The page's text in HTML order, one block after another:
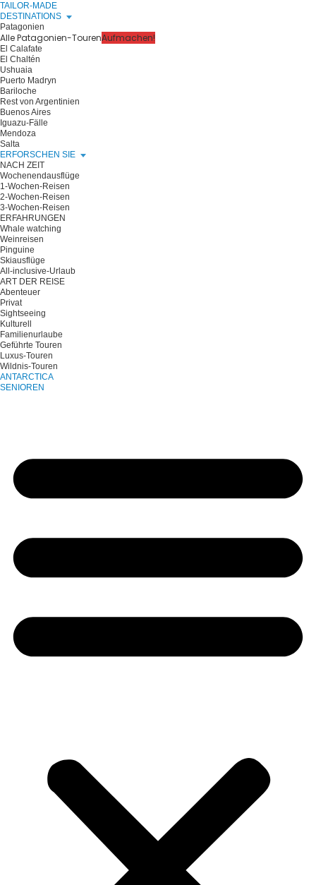
TAILOR-MADE
DESTINATIONS
Patagonien
Alle Patagonien-TourenAufmachen!
El Calafate
El Chaltén
Ushuaia
Puerto Madryn
Bariloche
Rest von Argentinien
Buenos Aires
Iguazu-Fälle
Mendoza
Salta
ERFORSCHEN SIE
NACH ZEIT
Wochenendausflüge
1-Wochen-Reisen
2-Wochen-Reisen
3-Wochen-Reisen
ERFAHRUNGEN
Whale watching
Weinreisen
Pinguine
Skiausflüge
All-inclusive-Urlaub
ART DER REISE
Abenteuer
Privat
Sightseeing
Kulturell
Familienurlaube
Geführte Touren
Luxus-Touren
Wildnis-Touren
ANTARCTICA
SENIOREN